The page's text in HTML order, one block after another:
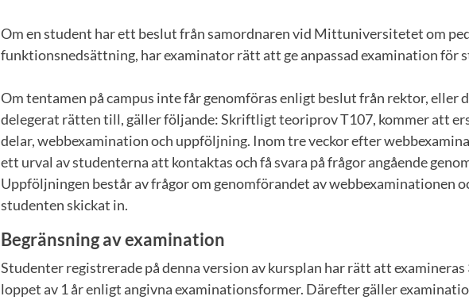
Om en student har ett beslut från samordnaren vid Mittuniversitetet om
funktionsnedsättning, har examinator rätt att ge anpassad examination för
Om tentamen på campus inte får genomföras enligt beslut från rektor, eller
delegerat rätten till, gäller följande: Skriftligt teoriprov T107, kommer att
delar, webbexamination och uppföljning. Inom tre veckor efter
ett urval av studenterna att kontaktas och få svara på frågor angående
Uppföljningen består av frågor om genomförandet av webbexaminationen
studenten skickat in.
Begränsning av examination
Studenter registrerade på denna version av kursplan har rätt att examineras
loppet av 1 år enligt angivna examinationsformer. Därefter gäller